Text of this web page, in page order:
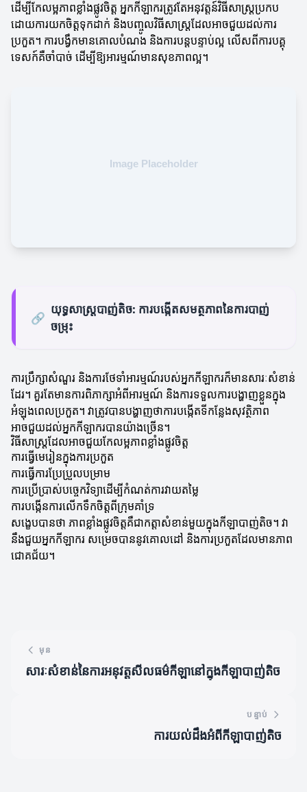
ដើម្បីកែលម្អភាពខ្លាំងផ្លូវចិត្ត អ្នកកីឡាករត្រូវតែអនុវត្តន៍វិធីសាស្ត្រប្រកប
ដោយការយកចិត្តទុកដាក់ និងបញ្ចូលវិធីសាស្ត្រដែលអាចជួយដល់ការ
ប្រកួត។ ការបង្វឹកមានគោលបំណង និងការបន្តបន្ទាប់ល្អ លើសពីការបគ្គុ
ទេសក៍គឺចាំបាច់ ដើម្បីឱ្យអារម្មណ៍មានសុខភាពល្អ។
🔗
យុទ្ធសាស្ត្របាញ់តិច: ការបង្កើតសមត្ថភាពនៃការបាញ់
ចម្រុះ
ការប្រឹក្សាសំណួរ និងការថែទាំអារម្មណ៍របស់អ្នកកីឡាករក៏មានសារៈសំខាន់
ដែរ។ គួរតែមានការពិភាក្សាអំពីអារម្មណ៍ និងការទទួលការបង្ហាញខ្លួនក្នុង
អំឡុងពេលប្រកួត។ វាត្រូវបានបង្ហាញថាការបង្កើតទីកន្លែងសុវត្ថិភាព
អាចជួយដល់អ្នកកីឡាករបានយ៉ាងច្រើន។
វិធីសាស្ត្រដែលអាចជួយកែលម្អភាពខ្លាំងផ្លូវចិត្ត
ការធ្វើមេរៀនក្នុងការប្រកួត
ការធ្វើការប្រែប្រួលបម្រាម
ការប្រើប្រាស់បច្ចេកវិទ្យាដើម្បីកំណត់ការវាយតម្លៃ
ការបង្កើនការលើកទឹកចិត្តពីក្រុមគាំទ្រ
សង្ខេបបានថា ភាពខ្លាំងផ្លូវចិត្តគឺជាកត្តាសំខាន់មួយក្នុងកីឡាបាញ់តិច។ វា
នឹងជួយអ្នកកីឡាករ សម្រេចបាននូវគោលដៅ និងការប្រកួតដែលមានភាព
ជោគជ័យ។
មុន
សារៈសំខាន់នៃការអនុវត្តសីលធម៌កីឡានៅក្នុងកីឡាបាញ់តិច
បន្ទាប់
ការយល់ដឹងអំពីកីឡាបាញ់តិច